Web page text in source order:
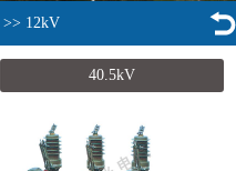
>> 12kV
40.5kV